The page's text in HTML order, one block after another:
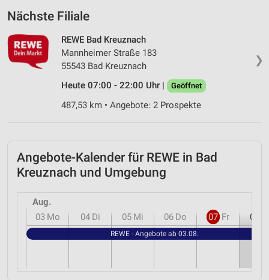
Nächste Filiale
❯
REWE Bad Kreuznach
Mannheimer Straße 183
55543 Bad Kreuznach
Heute 07:00 - 22:00 Uhr |
Geöffnet
487,53 km • Angebote: 2 Prospekte
Angebote-Kalender für REWE in Bad
Kreuznach und Umgebung
Aug.
03 Mo 04 Di 05 Mi 06 Do 07 Fr 08
REWE - Angebote ab 03.08.